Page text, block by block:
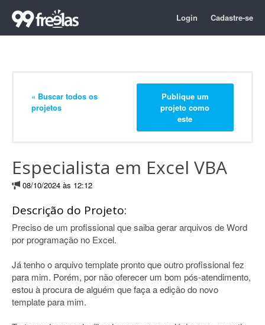
Login Cadastre-se
« Buscar todos os
projetos
Publique um
projeto como
este
Especialista em Excel VBA
08/10/2024 às 12:12
Descrição do Projeto:
Preciso de um profissional que saiba gerar arquivos de Word
por programação no Excel.
Já tenho o arquivo template pronto que outro profissional fez
para mim. Porém, por não oferecer um bom pós-atendimento,
estou à procura de alguém que faça a edição do novo
template para mim.